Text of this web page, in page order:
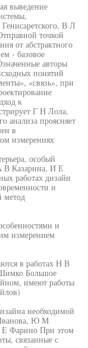
выведение
В Л
точкой
от абстрактного
- базовое
авторы
понятий
«связь», при
к
Г Н Лола,
анализа проясняет
в
измерениях
особый
В Казарина, И Е
работах дизайн
и
метод
и
измерением
в работах Н В
Большое
имеют работы
необходимой
Ю М
Фарино При этом
связанные с